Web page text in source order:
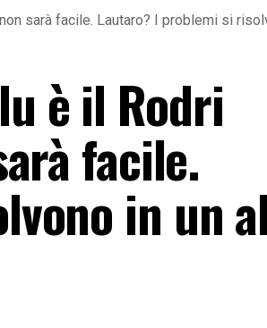
sarà facile. Lautaro? I problemi si
è il Rodri
facile.
in un